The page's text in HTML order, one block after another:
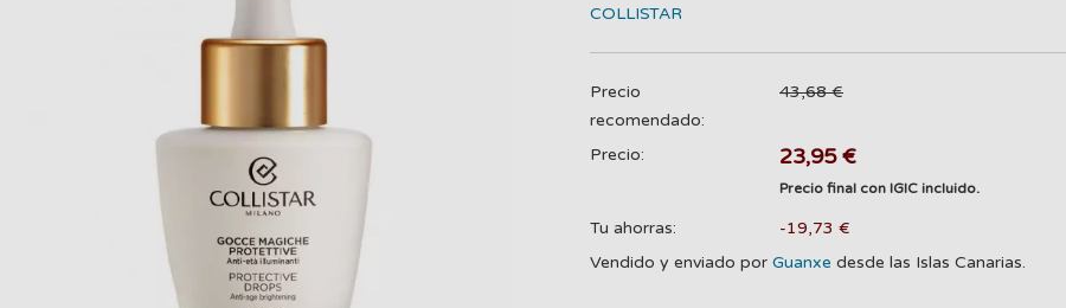
COLLISTAR
Precio
recomendado:
43,68 €
Precio: 23,95 €
Precio final con IGIC incluido.
Tu ahorras:
-19,73 €
Vendido y enviado por Guanxe desde las Islas Canarias.